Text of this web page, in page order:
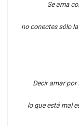
Se ama
no conectes sólo
Decir amar
lo que está mal